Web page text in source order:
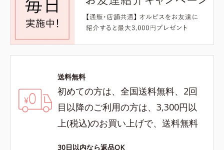
送料無料
初めての方は、全国送料無料、2回
目以降のご利用の方は、3,300円以
上(税込)のお買い上げで、送料無料
30日以内なら返品OK